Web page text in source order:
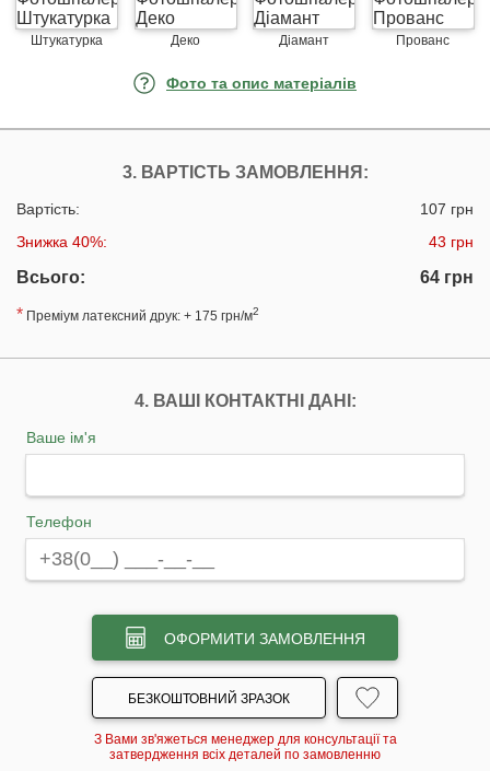
Штукатурка Деко Діамант Прованс
Фото та опис матеріалів
3. ВАРТІСТЬ ЗАМОВЛЕННЯ:
Вартість:
107 грн
Знижка 40%:
43 грн
Всього:
64 грн
* Преміум латексний друк: + 175 грн/м2
4. ВАШІ КОНТАКТНІ ДАНІ:
Ваше ім'я
Телефон
ОФОРМИТИ ЗАМОВЛЕННЯ
БЕЗКОШТОВНИЙ ЗРАЗОК
З Вами зв'яжеться менеджер для консультації та
затвердження всіх деталей по замовленню